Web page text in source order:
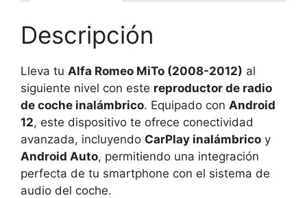
Descripción
Lleva tu Alfa Romeo MiTo (2008-2012) al
siguiente nivel con este reproductor de radio
de coche inalámbrico. Equipado con Android
12, este dispositivo te ofrece conectividad
avanzada, incluyendo CarPlay inalámbrico y
Android Auto, permitiendo una integración
perfecta de tu smartphone con el sistema de
audio del coche.